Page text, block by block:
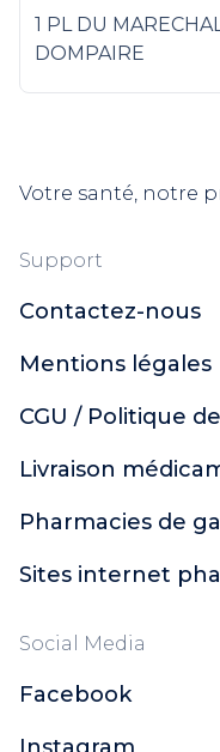
1 PL DU
DOMPAIRE
Votre santé, notre
Support
Contactez-nous
Mentions légales
CGU / Politique
Livraison
Pharmacies de
Sites internet
Social Media
Facebook